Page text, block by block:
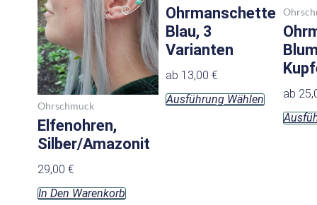
Ohrschmuck
Elfenohren,
Silber/Amazonit
29,00 €
In Den Warenkorb
Ohrmanschette
Blau, 3
Varianten
ab 13,00 €
Ausführung Wählen
mehrere
Varianten
können
ab